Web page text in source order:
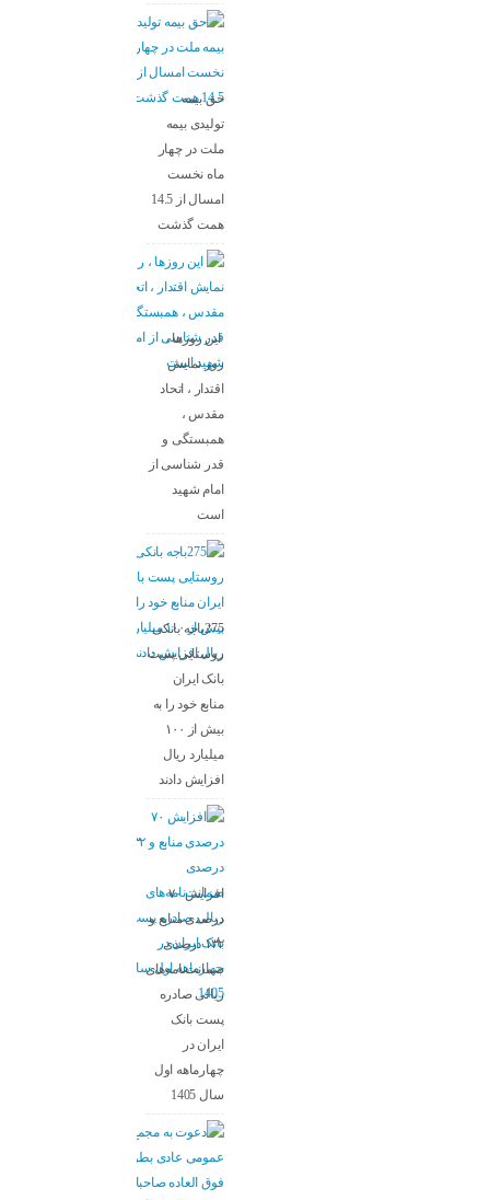
حق بیمه
تولیدی بیمه
ملت در چهار
ماه نخست
امسال از 14.5
همت گذشت
این روزها ،
روز نمایش
اقتدار ، اتحاد
مقدس ،
همبستگی و
قدر شناسی از
امام شهید
است
275باجه بانکی
روستایی پست
بانک ایران
منابع خود را به
بیش از ۱۰۰
میلیارد ریال
افزایش دادند
افزایش ۷۰
درصدی منابع و
۱۳۲ درصدی
ضمانت‌نامه‌های
ریالی صادره
پست بانک
ایران در
چهارماهه اول
سال 1405